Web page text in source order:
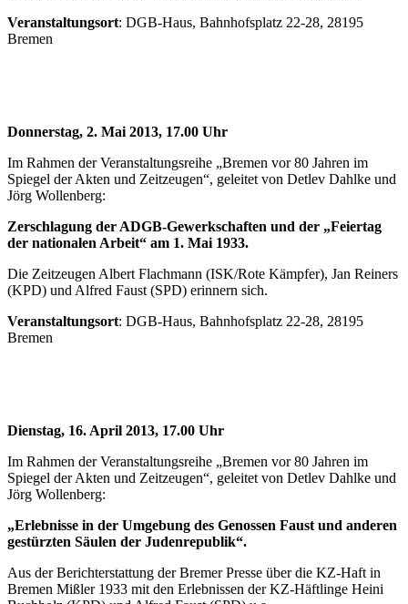
Veranstaltungsort: DGB-Haus, Bahnhofsplatz 22-28, 28195
Bremen
Donnerstag, 2. Mai 2013, 17.00 Uhr
Im Rahmen der Veranstaltungsreihe „Bremen vor 80 Jahren im
Spiegel der Akten und Zeitzeugen“, geleitet von Detlev Dahlke und
Jörg Wollenberg:
Zerschlagung der ADGB-Gewerkschaften und der „Feiertag
der nationalen Arbeit“ am 1. Mai 1933.
Die Zeitzeugen Albert Flachmann (ISK/Rote Kämpfer), Jan Reiners
(KPD) und Alfred Faust (SPD) erinnern sich.
Veranstaltungsort: DGB-Haus, Bahnhofsplatz 22-28, 28195
Bremen
Dienstag, 16. April 2013, 17.00 Uhr
Im Rahmen der Veranstaltungsreihe „Bremen vor 80 Jahren im
Spiegel der Akten und Zeitzeugen“, geleitet von Detlev Dahlke und
Jörg Wollenberg:
„Erlebnisse in der Umgebung des Genossen Faust und anderen
gestürzten Säulen der Judenrepublik“.
Aus der Berichterstattung der Bremer Presse über die KZ-Haft in
Bremen Mißler 1933 mit den Erlebnissen der KZ-Häftlinge Heini